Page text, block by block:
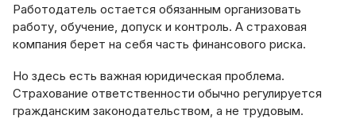
Работодатель остается обязанным организовать
работу, обучение, допуск и контроль. А страховая
компания берет на себя часть финансового риска.
Но здесь есть важная юридическая проблема.
Страхование ответственности обычно регулируется
гражданским законодательством, а не трудовым.